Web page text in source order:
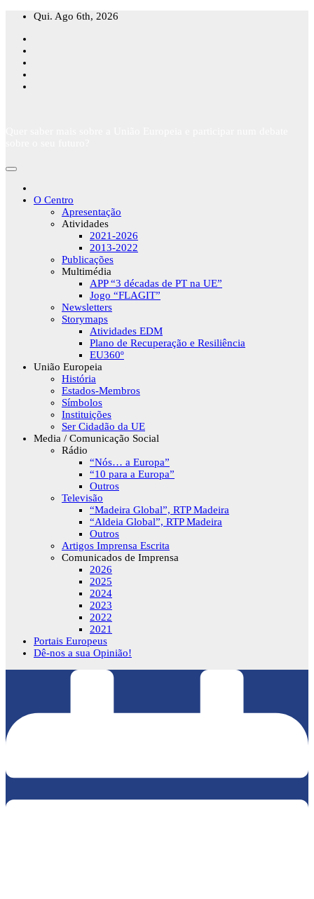
Skip
content
Qui. Ago 6th, 2026
O Centro
Apresentação
Atividades
2021-2026
2013-2022
Publicações
Multimédia
APP “3 décadas de PT na UE”
Jogo “FLAGIT”
Newsletters
Storymaps
Atividades EDM
Plano de Recuperação e Resiliência
EU360º
União Europeia
História
Estados-Membros
Símbolos
Instituições
Ser Cidadão da UE
Media / Comunicação Social
Rádio
“Nós… a Europa”
“10 para a Europa”
Outros
Televisão
“Madeira Global”, RTP Madeira
“Aldeia Global”, RTP Madeira
Outros
Artigos Imprensa Escrita
Comunicados de Imprensa
2026
2025
2024
2023
2022
2021
Portais Europeus
Dê-nos a sua Opinião!